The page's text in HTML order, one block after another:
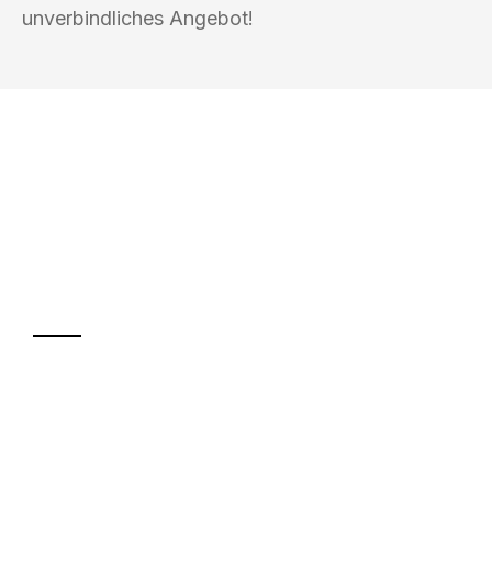
unverbindliches Angebot!